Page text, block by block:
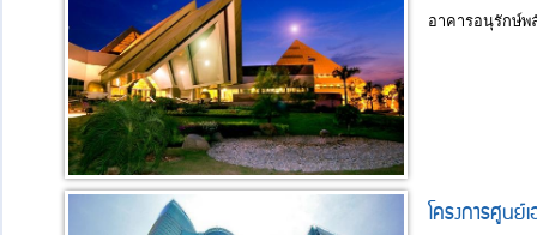
อาคารอนุรักษ์พ
โครงการศูนย์